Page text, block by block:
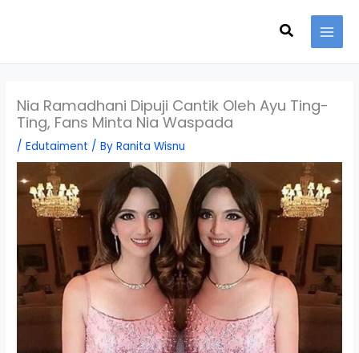
Search
Nia Ramadhani Dipuji Cantik Oleh Ayu Ting-
Ting, Fans Minta Nia Waspada
/Edutaiment / ByRanita Wisnu